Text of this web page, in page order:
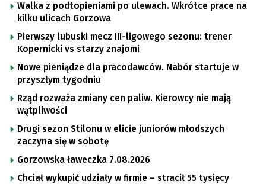
Walka z podtopieniami po ulewach. Wkrótce prace na
kilku ulicach Gorzowa
Pierwszy lubuski mecz III-ligowego sezonu: trener
Kopernicki vs starzy znajomi
Nowe pieniądze dla pracodawców. Nabór startuje w
przyszłym tygodniu
Rząd rozważa zmiany cen paliw. Kierowcy nie mają
wątpliwości
Drugi sezon Stilonu w elicie juniorów młodszych
zaczyna się w sobotę
Gorzowska ławeczka 7.08.2026
Chciał wykupić udziały w firmie – stracił 55 tysięcy